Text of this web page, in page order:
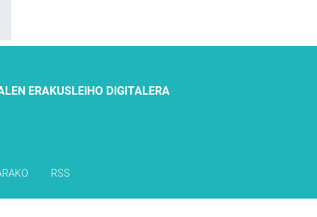
ERAKUSLEIHO DIGITALERA
RSS